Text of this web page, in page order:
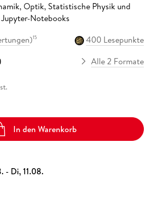
Optik, Statistische Physik und
Notebooks
)15
400 Lesepunkte
Alle 2 Formate
In den Warenkorb
- Di, 11.08.